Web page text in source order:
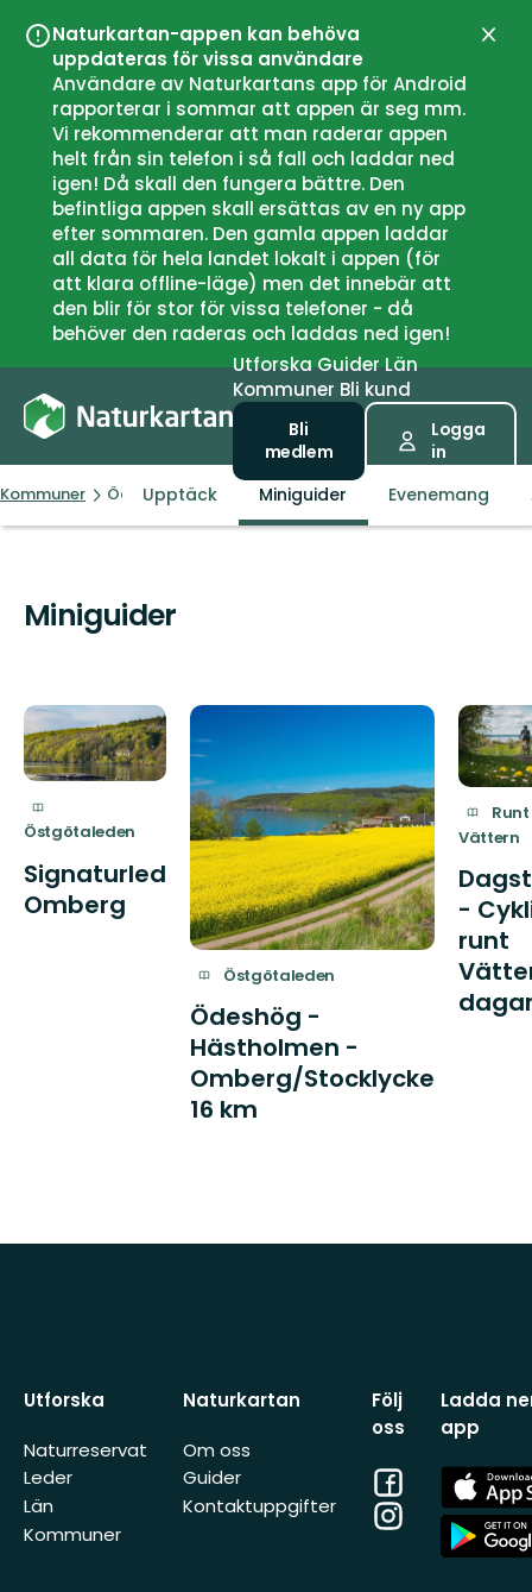
Naturkartan-appen kan behöva
uppdateras för vissa användare
Användare av Naturkartans app för Android
rapporterar i sommar att appen är seg mm.
Vi rekommenderar att man raderar appen
helt från sin telefon i så fall och laddar ned
igen! Då skall den fungera bättre. Den
befintliga appen skall ersättas av en ny app
efter sommaren. Den gamla appen laddar
all data för hela landet lokalt i appen (för
att klara offline-läge) men det innebär att
den blir för stor för vissa telefoner - då
behöver den raderas och laddas ned igen!
UtforskaGuiderLän
Kommuner Bli kund
Bli
medlem
Logga
in
Kommuner ÖdeshögUpptäck Miniguider Evenemang
Miniguider
Östgötaleden
Signaturled
Omberg
Östgötaleden
Ödeshög -
Hästholmen -
Omberg/Stocklycke
16 km
Runt
Vättern
-
runt
Utforska
Naturreservat
Leder
Län
Kommuner
Naturkartan
Om oss
Guider
Kontaktuppgifter
Följ
oss
Facebook
Instagram
Ladda
app
App
Store
App
Store